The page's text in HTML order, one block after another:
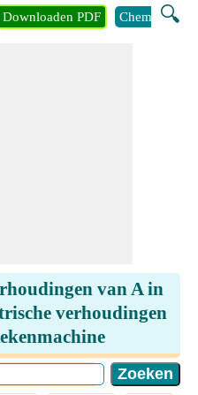
🔍
Downloaden PDF Chemie
van A in
verhoudingen